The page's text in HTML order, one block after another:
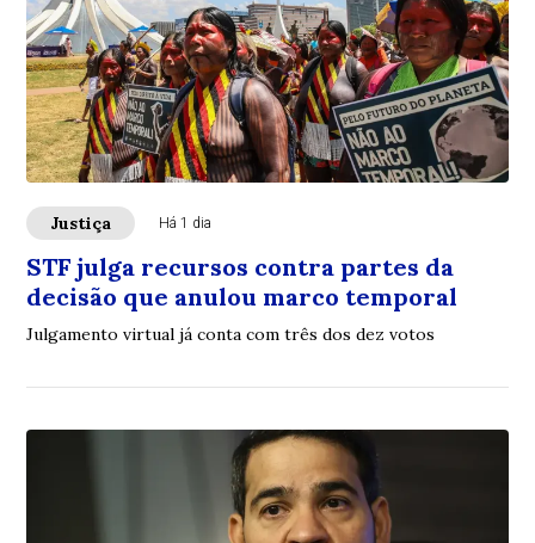
Justiça Há 1 dia
STF julga recursos contra partes da
decisão que anulou marco temporal
Julgamento virtual já conta com três dos dez votos